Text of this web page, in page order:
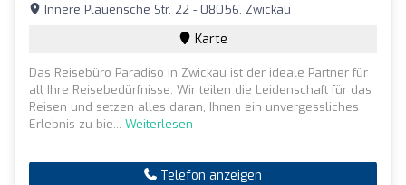
Innere Plauensche Str. 22 - 08056, Zwickau
Karte
Das Reisebüro Paradiso in Zwickau ist der ideale Partner für
all Ihre Reisebedürfnisse. Wir teilen die Leidenschaft für das
Reisen und setzen alles daran, Ihnen ein unvergessliches
Erlebnis zu bie... Weiterlesen
Telefon anzeigen